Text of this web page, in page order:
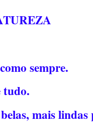
sempre.
tudo.
mais